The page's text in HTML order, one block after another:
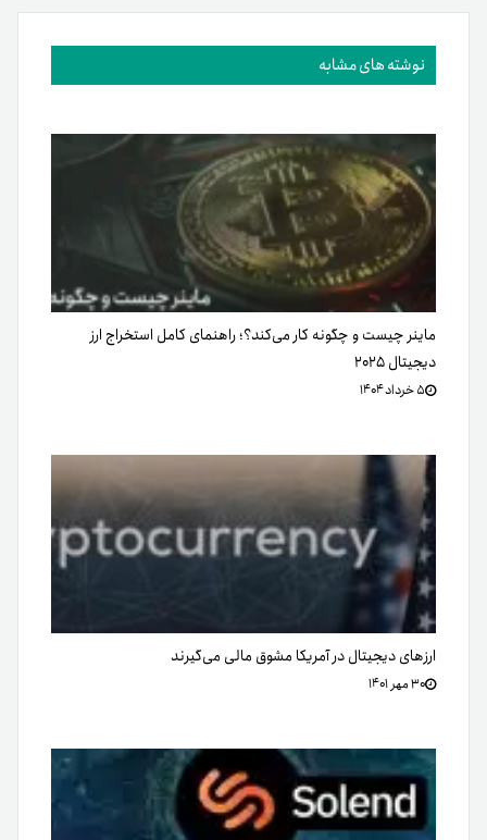
نوشته های مشابه
ماینر چیست و چگونه کار می‌کند؟؛ راهنمای کامل استخراج ارز
دیجیتال ۲۰۲۵
۵ خرداد ۱۴۰۴
ارزهای دیجیتال در آمریکا مشوق مالی می‌گیرند
۳۰ مهر ۱۴۰۱